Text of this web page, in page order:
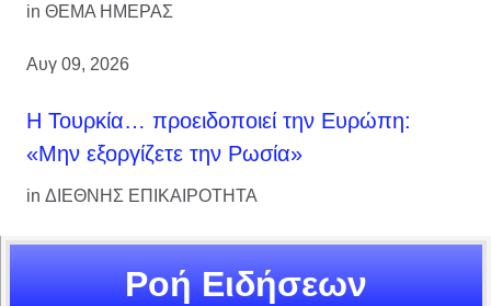
in ΘΕΜΑ ΗΜΕΡΑΣ
Αυγ 09, 2026
Η Τουρκία… προειδοποιεί την Ευρώπη:
«Μην εξοργίζετε την Ρωσία»
in ΔΙΕΘΝΗΣ ΕΠΙΚΑΙΡΟΤΗΤΑ
Ροή Ειδήσεων